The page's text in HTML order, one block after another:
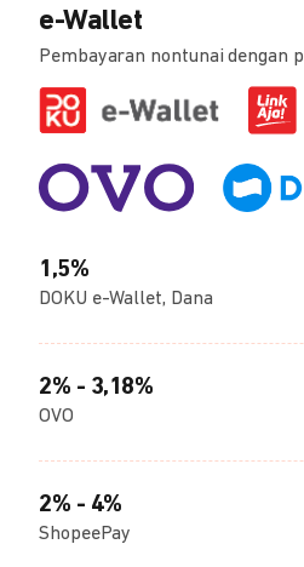
e-Wallet
Pembayaran nontunai dengan
1,5%
DOKU e-Wallet, Dana
2% - 3,18%
OVO
2% - 4%
ShopeePay